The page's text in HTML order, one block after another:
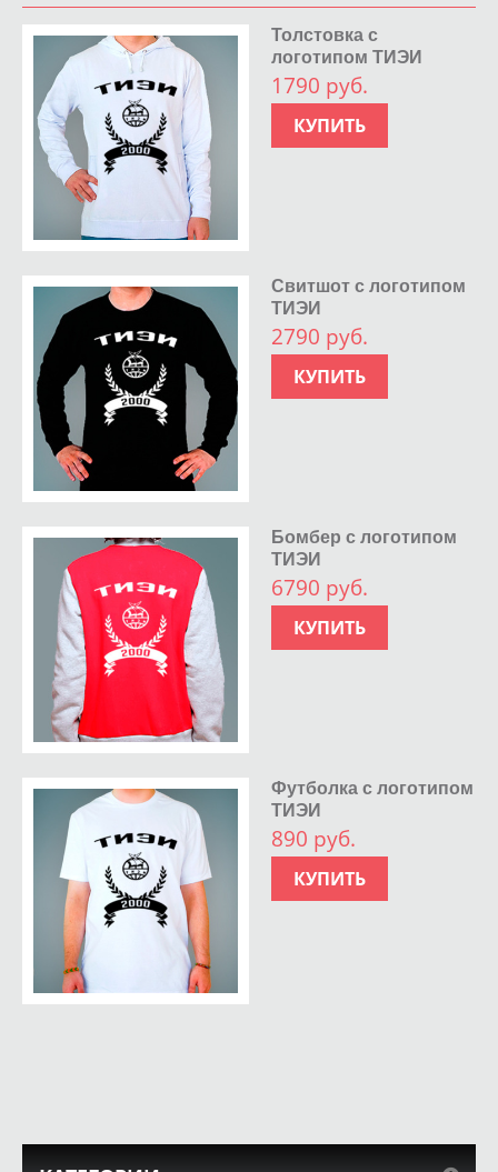
Толстовка с
логотипом ТИЭИ
1790 руб.
КУПИТЬ
Свитшот с логотипом
ТИЭИ
2790 руб.
КУПИТЬ
Бомбер с логотипом
ТИЭИ
6790 руб.
КУПИТЬ
Футболка с логотипом
ТИЭИ
890 руб.
КУПИТЬ